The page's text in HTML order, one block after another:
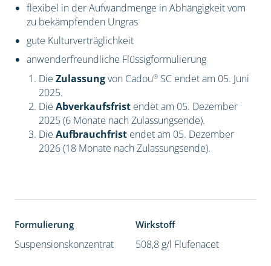
flexibel in der Aufwandmenge in Abhängigkeit vom
zu bekämpfenden Ungras
gute Kulturverträglichkeit
anwenderfreundliche Flüssigformulierung
Die Zulassungvon Cadou®SC endet am 05. Juni
2025.
Die Abverkaufsfristendet am 05. Dezember
2025 (6 Monate nach Zulassungsende).
Die Aufbrauchfristendet am 05. Dezember
2026 (18 Monate nach Zulassungsende).
Formulierung
Suspensionskonzentrat
Wirkstoff
508,8 g/l Flufenacet